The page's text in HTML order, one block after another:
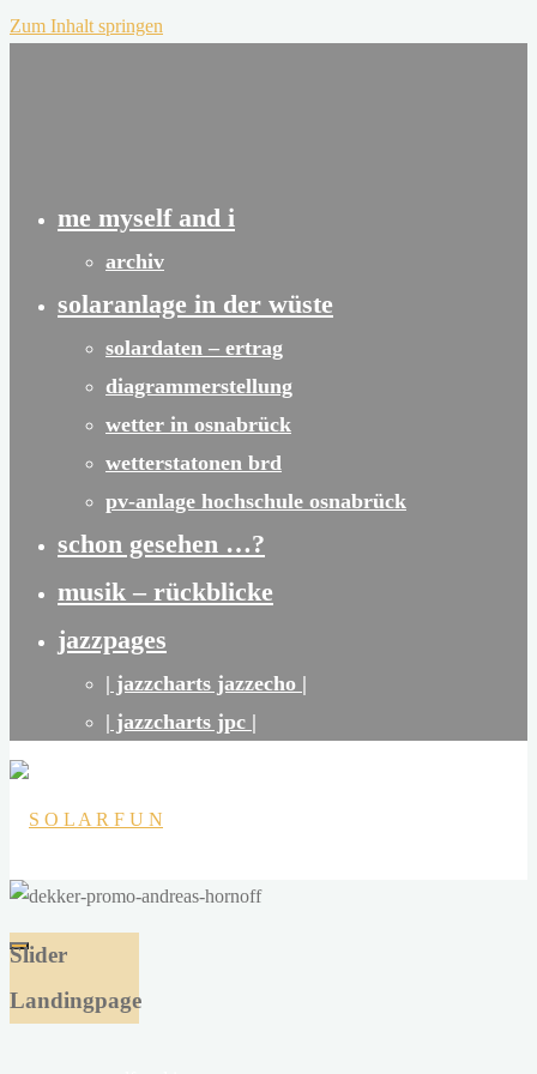
Zum Inhalt springen
me myself and i
archiv
solaranlage in der wüste
solardaten – ertrag
diagrammerstellung
wetter in osnabrück
wetterstatonen brd
pv-anlage hochschule osnabrück
schon gesehen …?
musik – rückblicke
jazzpages
| jazzcharts jazzecho |
| jazzcharts jpc |
S
O
L
Slider
Landingpage